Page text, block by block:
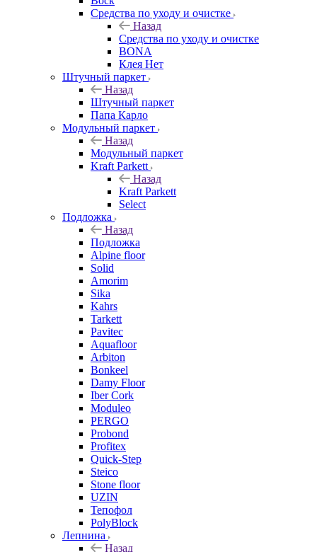
Средства по уходу и очистке
Назад
Средства по уходу и очистке
BONA
Клея Нет
Штучный паркет
Назад
Штучный паркет
Папа Карло
Модульный паркет
Назад
Модульный паркет
Kraft Parkett
Назад
Kraft Parkett
Select
Подложка
Назад
Подложка
Alpine floor
Solid
Amorim
Sika
Kahrs
Tarkett
Pavitec
Aquafloor
Arbiton
Bonkeel
Damy Floor
Iber Cork
Moduleo
PERGO
Probond
Profitex
Quick-Step
Steico
Stone floor
UZIN
Тепофол
PolyBlock
Лепнина
Назад